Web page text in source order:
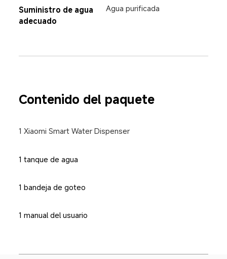
Suministro de agua
adecuado
Agua purificada
Contenido del paquete
1 Xiaomi Smart Water Dispenser
1 tanque de agua
1 bandeja de goteo
1 manual del usuario